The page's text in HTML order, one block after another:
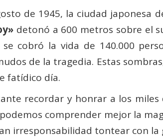
de 1945, la ciudad japonesa
detonó a 600 metros sobre el
cobró la vida de 140.000
de la tragedia. Estas
fatídico día.
recordar y honrar a los
comprender mejor la
irresponsabilidad tontear con la